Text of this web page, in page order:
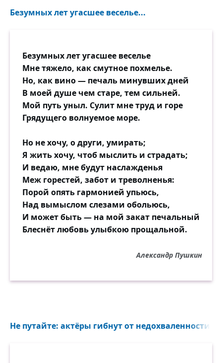
Безумных лет угасшее веселье...
Безумных лет угасшее веселье
Мне тяжело, как смутное похмелье.
Но, как вино — печаль минувших дней
В моей душе чем старе, тем сильней.
Мой путь уныл. Сулит мне труд и горе
Грядущего волнуемое море.
Но не хочу, о други, умирать;
Я жить хочу, чтоб мыслить и страдать;
И ведаю, мне будут наслажденья
Меж горестей, забот и треволненья:
Порой опять гармонией упьюсь,
Над вымыслом слезами обольюсь,
И может быть — на мой закат печальный
Блеснёт любовь улыбкою прощальной.
Александр Пушкин
Не путайте: актёры гибнут от недохваленности...